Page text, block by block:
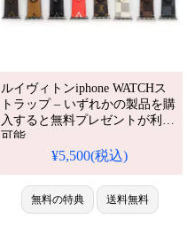
ルイヴィトンiphone WATCHス
トラップ – いずれかの製品を購
入すると無料プレゼントが利用
可能
¥5,500(税込)
無料の特典 送料無料